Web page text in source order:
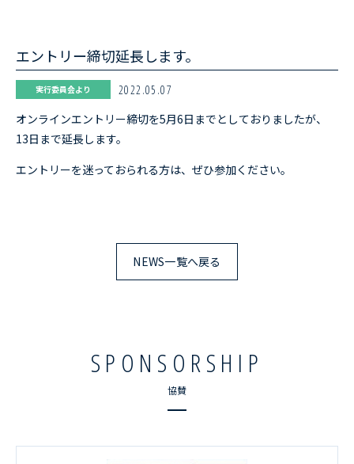
INFORMATION
RESULTS
ACCESS アクセス
エントリー締切延長します。
実行委員会より 2022.05.07
オンラインエントリー締切を5月6日までとしておりましたが、
13日まで延長します。
エントリーを迷っておられる方は、ぜひ参加ください。
NEWS一覧へ戻る
SPONSORSHIP
協賛